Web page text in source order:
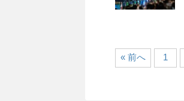
« 前へ 1